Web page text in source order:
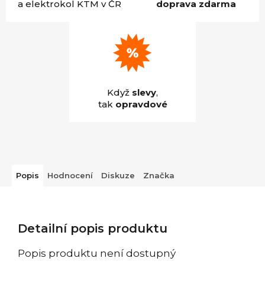
a elektrokol KTM v ČR
doprava zdarma
Když slevy,
tak opravdové
Popis Hodnocení Diskuze Značka
Detailní popis produktu
Popis produktu není dostupný